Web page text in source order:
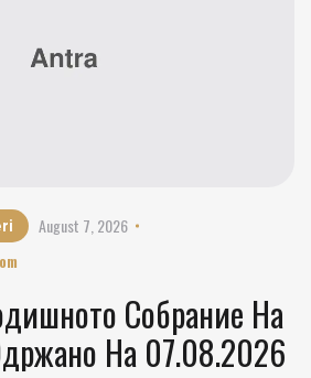
August 7, 2026
Собрание На
На 07.08.2026